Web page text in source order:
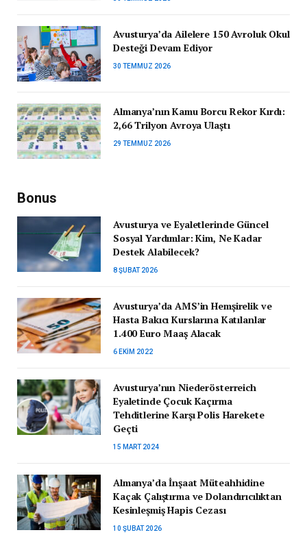
Avusturya’da Ailelere 150 Avroluk Okul
Desteği Devam Ediyor
30 TEMMUZ 2026
Almanya’nın Kamu Borcu Rekor Kırdı:
2,66 Trilyon Avroya Ulaştı
29 TEMMUZ 2026
Bonus
Avusturya ve Eyaletlerinde Güncel
Sosyal Yardımlar: Kim, Ne Kadar
Destek Alabilecek?
8 ŞUBAT 2026
Avusturya’da AMS’in Hemşirelik ve
Hasta Bakıcı Kurslarına Katılanlar
1.400 Euro Maaş Alacak
6 EKIM 2022
Avusturya’nın Niederösterreich
Eyaletinde Çocuk Kaçırma
Tehditlerine Karşı Polis Harekete
Geçti
15 MART 2024
Almanya’da İnşaat Müteahhidine
Kaçak Çalıştırma ve Dolandırıcılıktan
Kesinleşmiş Hapis Cezası
10 ŞUBAT 2026